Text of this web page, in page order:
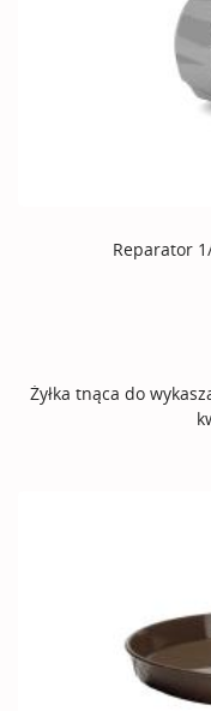
Reparator
Żyłka tnąca do